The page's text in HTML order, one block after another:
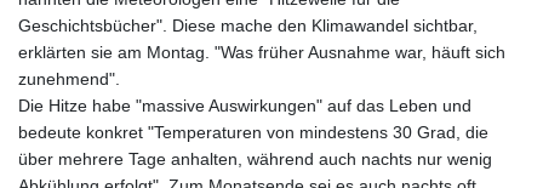
Geschichtsbücher". Diese mache den Klimawandel sichtbar,
erklärten sie am Montag. "Was früher Ausnahme war, häuft sich
zunehmend".
Die Hitze habe "massive Auswirkungen" auf das Leben und
bedeute konkret "Temperaturen von mindestens 30 Grad, die
über mehrere Tage anhalten, während auch nachts nur wenig